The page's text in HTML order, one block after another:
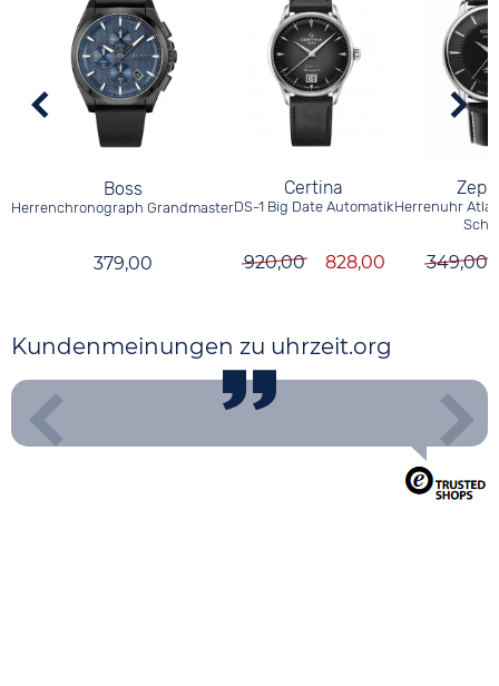
Boss
Herrenchronograph Grandmaster
379,00
Certina
DS-1 Big Date Automatik
920,00 828,00
Herrenuhr
349,00
Kundenmeinungen zu uhrzeit.org